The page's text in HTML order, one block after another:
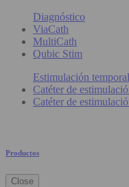
Diagnóstico
ViaCath
MultiCath
Qubic Stim
Estimulación temporal
Catéter de
Catéter de
Productos
Close